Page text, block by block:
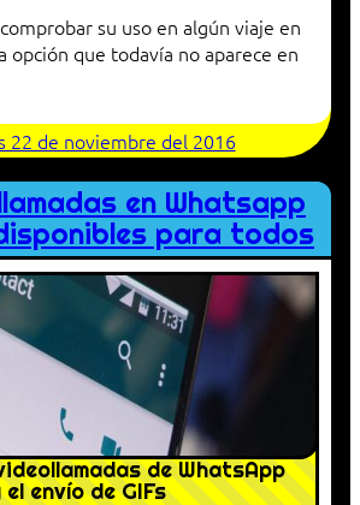
su uso en algún viaje en
opción que todavía no aparece en
22 de noviembre del 2016
en Whatsapp
para todos
de WhatsApp
envío de GIFs